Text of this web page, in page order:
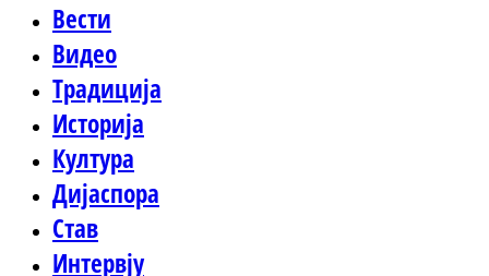
Вести
Видео
Традиција
Историја
Култура
Дијаспора
Став
Интервју